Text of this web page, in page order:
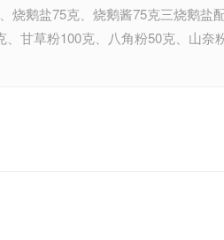
烧鹅盐75克、烧鹅酱75克三烧鹅盐
甘草粉100克、八角粉50克、山